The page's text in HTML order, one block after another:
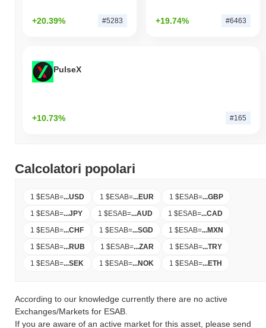
+20.39% #5283 +19.74% #6463
PulseX
+10.73% #165
Calcolatori popolari
1 $ESAB=...USD 1 $ESAB=...EUR 1 $ESAB=...GBP
1 $ESAB=...JPY 1 $ESAB=...AUD 1 $ESAB=...CAD
1 $ESAB=...CHF 1 $ESAB=...SGD 1 $ESAB=...MXN
1 $ESAB=...RUB 1 $ESAB=...ZAR 1 $ESAB=...TRY
1 $ESAB=...SEK 1 $ESAB=...NOK 1 $ESAB=...ETH
According to our knowledge currently there are no active
Exchanges/Markets for ESAB.
If you are aware of an active market for this asset, please send